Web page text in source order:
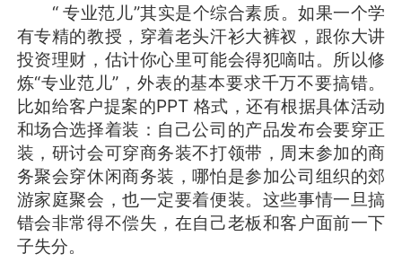
“ 专业范儿”其实是个综合素质。如果一个学
有专精的教授，穿着老头汗衫大裤衩，跟你大讲
投资理财，估计你心里可能会得犯嘀咕。所以修
炼“专业范儿”，外表的基本要求千万不要搞错。
比如给客户提案的PPT 格式，还有根据具体活动
和场合选择着装：自己公司的产品发布会要穿正
装，研讨会可穿商务装不打领带，周末参加的商
务聚会穿休闲商务装，哪怕是参加公司组织的郊
游家庭聚会，也一定要着便装。这些事情一旦搞
错会非常得不偿失，在自己老板和客户面前一下
子失分。